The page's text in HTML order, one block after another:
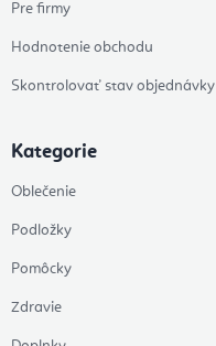
Pre firmy
Hodnotenie obchodu
Skontrolovať stav objednávky
Kategorie
Oblečenie
Podložky
Pomôcky
Zdravie